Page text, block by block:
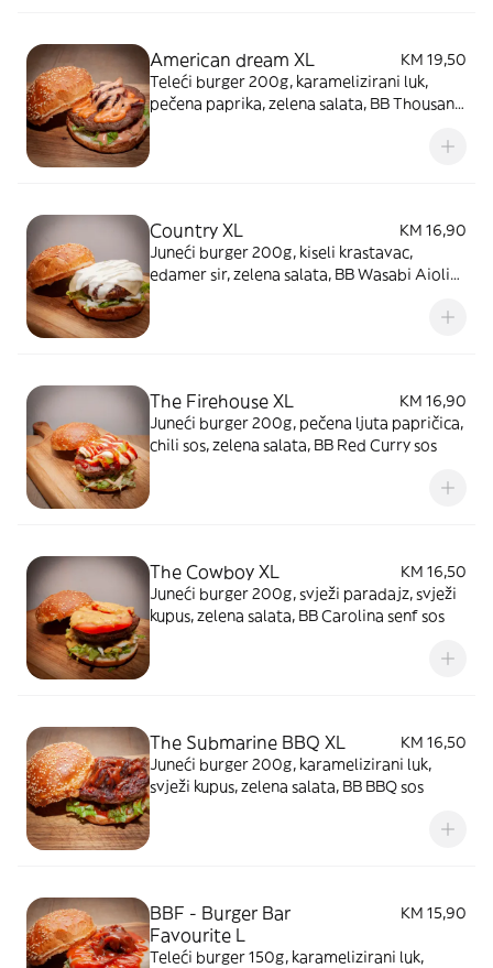
American dream XL
KM 19,50
Teleći burger 200g, karamelizirani luk,
pečena paprika, zelena salata, BB Thousand
Country XL
KM 16,90
Juneći burger 200g, kiseli krastavac,
edamer sir, zelena salata, BB Wasabi Aioli
The Firehouse XL
KM 16,90
Juneći burger 200g, pečena ljuta papričica,
chili sos, zelena salata, BB Red Curry sos
The Cowboy XL
KM 16,50
Juneći burger 200g, svježi paradajz, svježi
kupus, zelena salata, BB Carolina senf sos
The Submarine BBQ XL
KM 16,50
Juneći burger 200g, karamelizirani luk,
svježi kupus, zelena salata, BB BBQ sos
BBF - Burger Bar
Favourite L
KM 15,90
Teleći burger 150g, karamelizirani luk,